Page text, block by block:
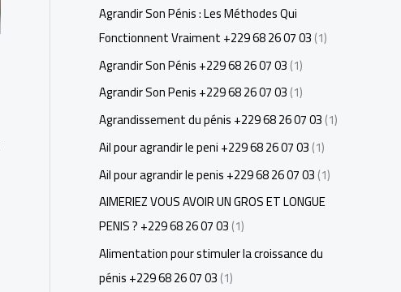
Agrandir Son Pénis : Les Méthodes Qui
Fonctionnent Vraiment +229 68 26 07 03(1)
Agrandir Son Pénis +229 68 26 07 03(1)
Agrandir Son Penis +229 68 26 07 03(1)
Agrandissement du pénis +229 68 26 07 03(1)
Ail pour agrandir le peni +229 68 26 07 03(1)
Ail pour agrandir le penis +229 68 26 07 03(1)
AIMERIEZ VOUS AVOIR UN GROS ET LONGUE
PENIS ? +229 68 26 07 03(1)
Alimentation pour stimuler la croissance du
pénis +229 68 26 07 03(1)